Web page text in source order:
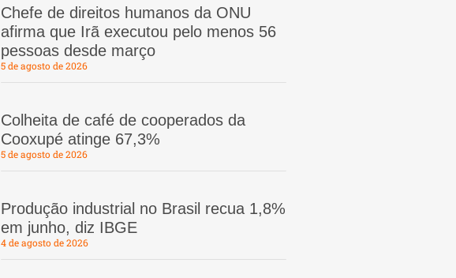
Chefe de direitos humanos da ONU
afirma que Irã executou pelo menos 56
pessoas desde março
5 de agosto de 2026
Colheita de café de cooperados da
Cooxupé atinge 67,3%
5 de agosto de 2026
Produção industrial no Brasil recua 1,8%
em junho, diz IBGE
4 de agosto de 2026